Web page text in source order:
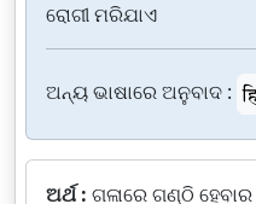
ରୋଗୀ ମରିଯାଏ
ଅନ୍ୟ ଭାଷାରେ ଅନୁବାଦ :
ଅର୍ଥ : ଗଳାରେ ଗଣ୍ଠି